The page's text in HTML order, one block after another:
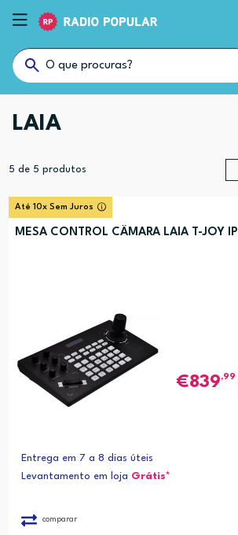
LAIA
5 de 5 produtos
Até 10x Sem Juros
MESA CONTROL CÂMARA LAIA T-JOY IP
839,99
Entrega em 7 a 8 dias úteis
Levantamento em loja Grátis*
comparar